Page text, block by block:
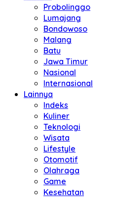
Probolinggo
Lumajang
Bondowoso
Malang
Batu
Jawa Timur
Nasional
Internasional
Lainnya
Indeks
Kuliner
Teknologi
Wisata
Lifestyle
Otomotif
Olahraga
Game
Kesehatan